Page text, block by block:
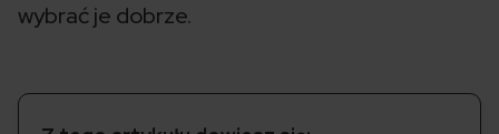
wybrać je dobrze.